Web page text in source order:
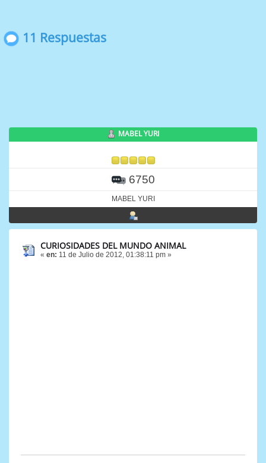
11 Respuestas
MABEL YURI
6750
MABEL YURI
CURIOSIDADES DEL MUNDO ANIMAL
« en: 11 de Julio de 2012, 01:38:11 pm »